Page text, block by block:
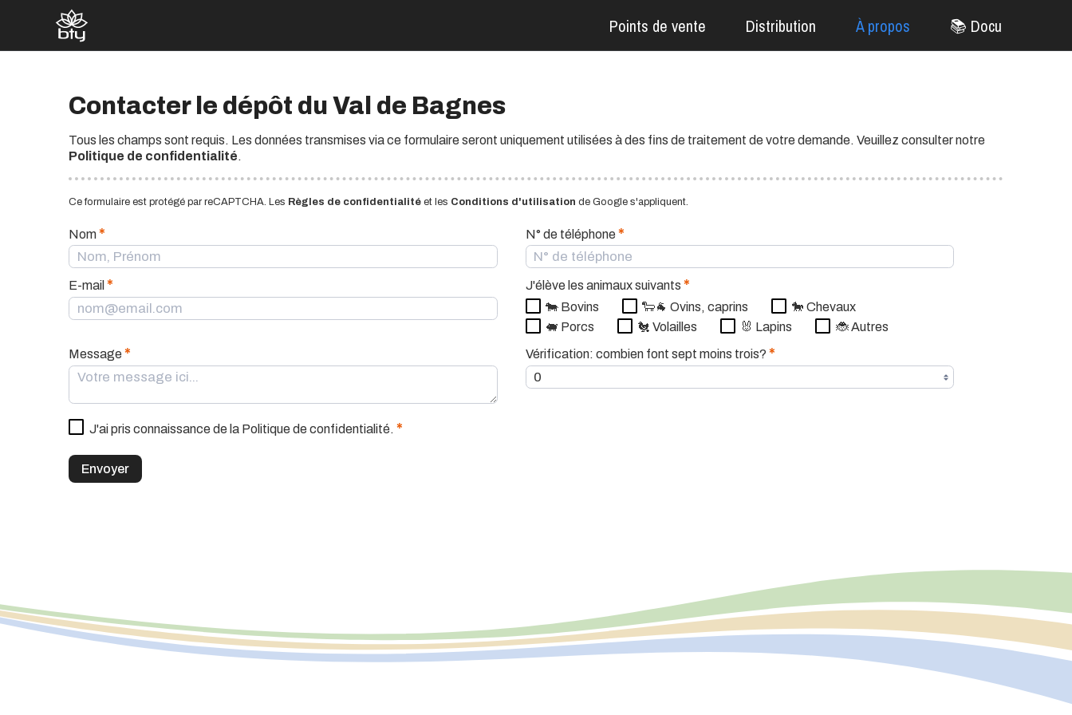
Points de vente Distribution À propos 📚 Docu
Contacter le dépôt du Val de Bagnes
Tous les champs sont requis. Les données transmises via ce formulaire seront uniquement utilisées à des fins de traitement de votre demande. Veuillez consulter notre
Politique de confidentialité.
Ce formulaire est protégé par reCAPTCHA. Les Règles de confidentialitéet les Conditions d'utilisation de Google s'appliquent.
Nom* N° de téléphone*
E-mail * J'élève les animaux suivants *
🐄 Bovins 🐑🐐 Ovins, caprins
🐎 Chevaux
🐖 Porcs
🐔 Volailles 🐰 Lapins 🐞 Autres
Message* Vérification: combien font sept moins trois? *
J'ai pris connaissance de la Politique de confidentialité. *
Envoyer